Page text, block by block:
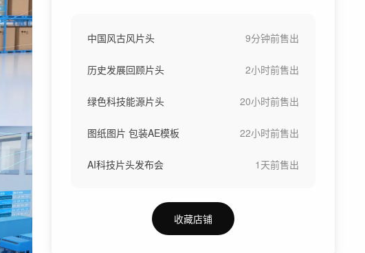
中国风古风片头 9分钟前售出
历史发展回顾片头 2小时前售出
绿色科技能源片头 20小时前售出
图纸图片 包装AE模板 22小时前售出
AI科技片头发布会 1天前售出
收藏店铺